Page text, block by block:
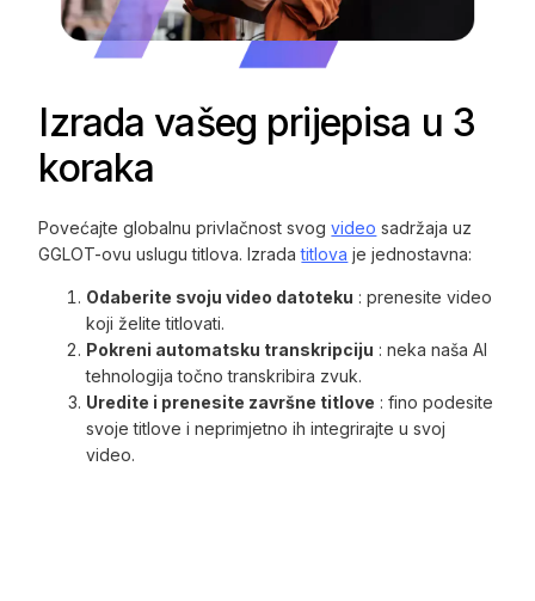
Izrada vašeg prijepisa u 3
koraka
Povećajte globalnu privlačnost svogvideo sadržaja uz
GGLOT-ovu uslugu titlova. Izradatitlova je jednostavna:
Odaberite svoju video datoteku : prenesite video
koji želite titlovati.
Pokreni automatsku transkripciju : neka naša AI
tehnologija točno transkribira zvuk.
Uredite i prenesite završne titlove : fino podesite
svoje titlove i neprimjetno ih integrirajte u svoj
video.